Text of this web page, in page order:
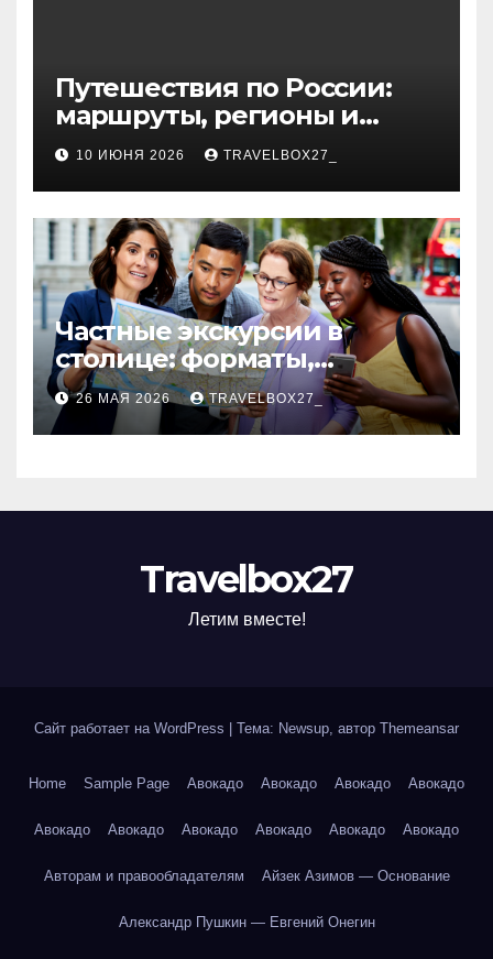
Путешествия по России:
маршруты, регионы и
особенности поездок
10 ИЮНЯ 2026 TRAVELBOX27_
Частные экскурсии в
столице: форматы,
маршруты и особенности
организации
26 МАЯ 2026 TRAVELBOX27_
Travelbox27
Летим вместе!
Сайт работает на WordPress Тема: Newsup, автор Themeansar
Home Sample Page Авокадо Авокадо Авокадо Авокадо
Авокадо Авокадо Авокадо Авокадо Авокадо Авокадо
Авторам и правообладателям Айзек Азимов — Основание
Александр Пушкин — Евгений Онегин